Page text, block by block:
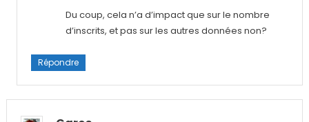
Du coup, cela n’a d’impact que sur le nombre
d’inscrits, et pas sur les autres données non?
Répondre